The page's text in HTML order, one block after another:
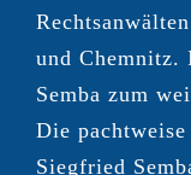
und Chemnitz.
Semba zum
Die
Siegfried